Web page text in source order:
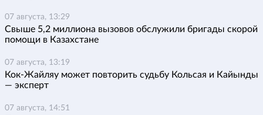
07 августа, 13:29
Свыше 5,2 миллиона вызовов обслужили бригады скорой
помощи в Казахстане
07 августа, 13:19
Кок-Жайляу может повторить судьбу Кольсая и Кайынды
— эксперт
07 августа, 14:51